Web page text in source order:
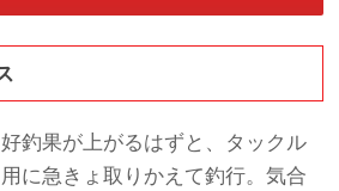
釣果が上がるはずと、タックル
に急きょ取りかえて釣行。気合